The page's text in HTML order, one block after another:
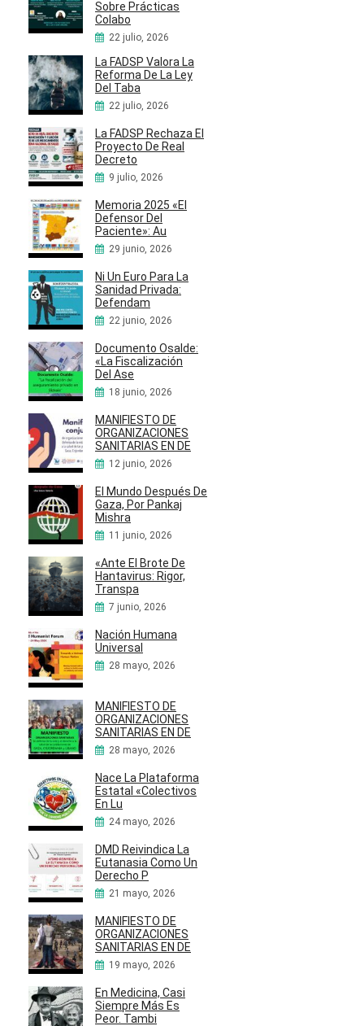
Sobre Prácticas
Colabo
22 julio, 2026
La FADSP Valora La
Reforma De La Ley
Del Taba
22 julio, 2026
La FADSP Rechaza El
Proyecto De Real
Decreto
9 julio, 2026
Memoria 2025 «El
Defensor Del
Paciente»: Au
29 junio, 2026
Ni Un Euro Para La
Sanidad Privada:
Defendam
22 junio, 2026
Documento Osalde:
«La Fiscalización
Del Ase
18 junio, 2026
MANIFIESTO DE
ORGANIZACIONES
SANITARIAS EN DE
12 junio, 2026
El Mundo Después De
Gaza, Por Pankaj
Mishra
11 junio, 2026
«Ante El Brote De
Hantavirus: Rigor,
Transpa
7 junio, 2026
Nación Humana
Universal
28 mayo, 2026
MANIFIESTO DE
ORGANIZACIONES
SANITARIAS EN DE
28 mayo, 2026
Nace La Plataforma
Estatal «Colectivos
En Lu
24 mayo, 2026
DMD Reivindica La
Eutanasia Como Un
Derecho P
21 mayo, 2026
MANIFIESTO DE
ORGANIZACIONES
SANITARIAS EN DE
19 mayo, 2026
En Medicina, Casi
Siempre Más Es
Peor. Tambi